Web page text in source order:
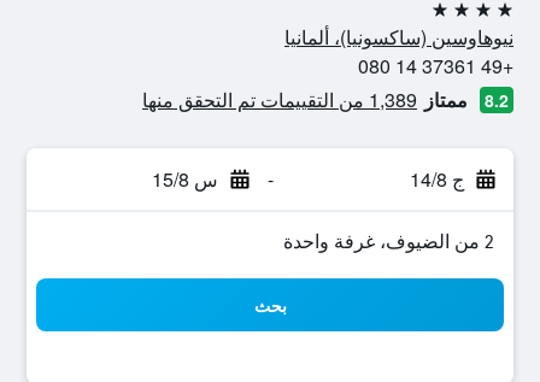
4 نجوم
نيوهاوسين (ساكسونيا)، ألمانيا
+49 37361 14 080
8.2 ممتاز 1,389 من التقييمات تم التحقق منها
ج 14/8 - س 15/8
2 من الضيوف، غرفة واحدة
بحث